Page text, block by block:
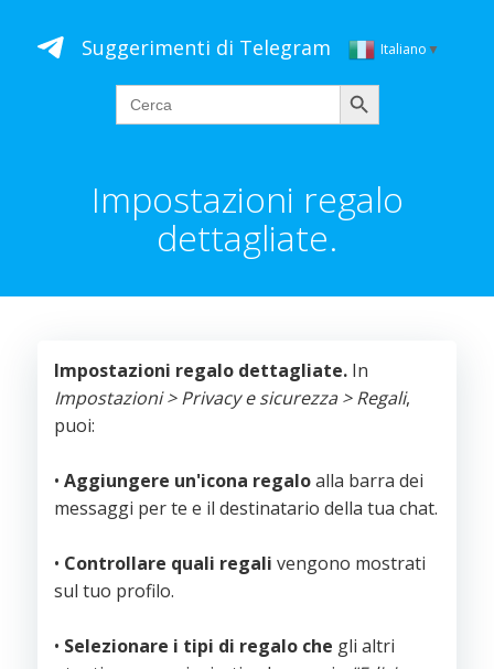
al
contenuto
Suggerimenti di Telegram Italiano▼
Search
for:
Cerca
Impostazioni regalo
dettagliate.
Impostazioni regalo dettagliate. In
Impostazioni > Privacy e sicurezza > Regali,
puoi:
• Aggiungere un'icona regaloalla barra dei
messaggi per te e il destinatario della tua chat.
• Controllare quali regali vengono mostrati
sul tuo profilo.
• Selezionare i tipi di regalo che gli altri